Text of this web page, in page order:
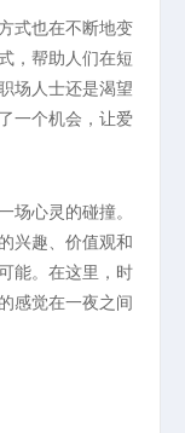
式也在不断地变
，帮助人们在短
场人士还是渴望
一个机会，让爱
场心灵的碰撞。
兴趣、价值观和
能。在这里，时
感觉在一夜之间